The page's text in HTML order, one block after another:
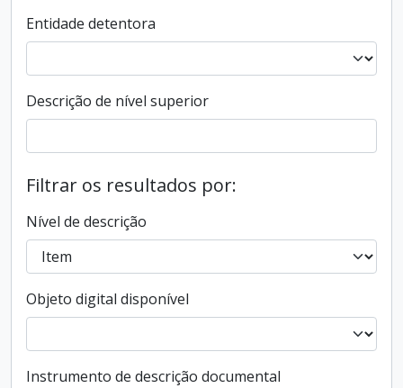
Entidade detentora
Descrição de nível superior
Filtrar os resultados por:
Nível de descrição
Objeto digital disponível
Instrumento de descrição documental